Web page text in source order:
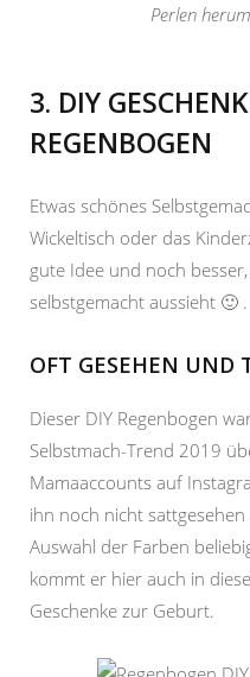
Perlen
3. DIY
REGENBOGEN
Etwas schönes
Wickeltisch oder das
gute Idee und noch
selbstgemacht aussieht 🙂 .
OFT GESEHEN UND
Dieser DIY Regenbogen
Selbstmach-Trend 2019
Mamaaccounts auf
ihn noch nicht
Auswahl der Farben
kommt er hier auch in
Geschenke zur Geburt.